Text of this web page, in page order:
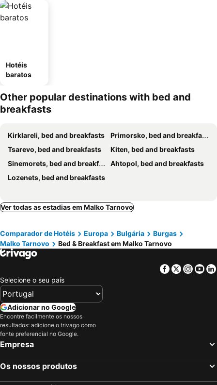
Hotéis
baratos
Other popular destinations with bed and
breakfasts
Kirklareli, bed and breakfasts
Primorsko, bed and breakfasts
Tsarevo, bed and breakfasts
Kiten, bed and breakfasts
Sinemorets, bed and breakfasts
Ahtopol, bed and breakfasts
Lozenets, bed and breakfasts
Ver todas as estadias em Malko Tarnovo
Comparador de Hotéis Europa Bulgária
Burgas
Malko Tarnovo
Bed & Breakfast em Malko Tarnovo
Facebook
Twitter
Selecione o seu país
Adicionar no Google
Encontre facilmente os nossos
resultados: adicione o trivago como
fonte preferencial no Google.
Empresa
Os nossos produtos